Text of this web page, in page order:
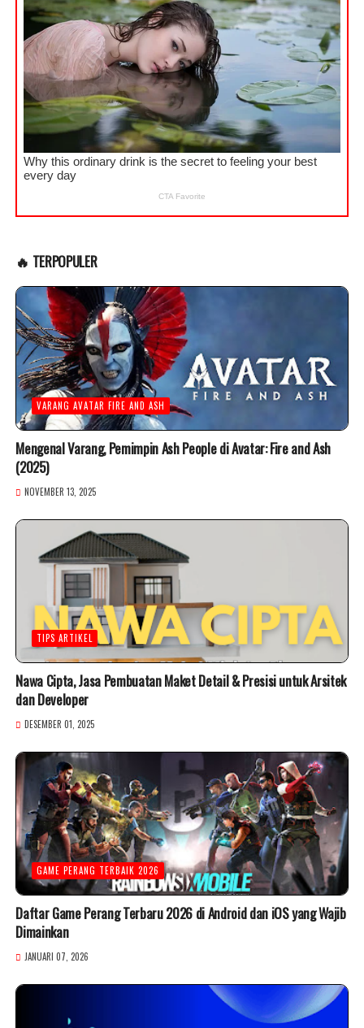
🔥 TERPOPULER
VARANG AVATAR FIRE AND ASH
Mengenal Varang, Pemimpin Ash People di Avatar: Fire and Ash
(2025)
NOVEMBER 13, 2025
TIPS ARTIKEL
Nawa Cipta, Jasa Pembuatan Maket Detail & Presisi untuk Arsitek
dan Developer
DESEMBER 01, 2025
GAME PERANG TERBAIK 2026
Daftar Game Perang Terbaru 2026 di Android dan iOS yang Wajib
Dimainkan
JANUARI 07, 2026